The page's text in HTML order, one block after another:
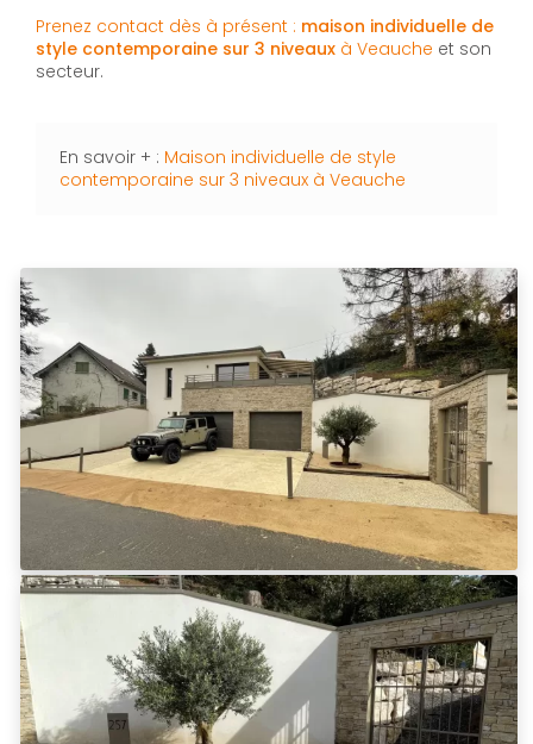
Prenez contact dès à présent : maison individuelle de
style contemporaine sur 3 niveaux à Veauche et son
secteur.
En savoir + : Maison individuelle de style
contemporaine sur 3 niveaux à Veauche